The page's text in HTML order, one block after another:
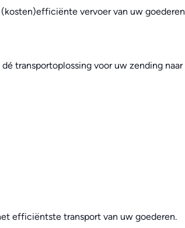
vervoer van uw goederen
transportoplossing voor uw zending naar
efficiëntste transport van uw goederen.